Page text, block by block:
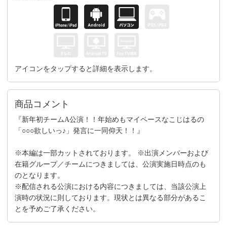
アイコンをタップすると詳細を表示します。
商品コメント
『新年初チームA公演！！年始めもマイペースなこじはるの
「○○○欲しいっ♪」発言に一同仰天！！』
※本編は一部カットされております。 ※出演メンバーおよび
在籍グループ／チームにつきましては、公演実施日時点のも
のとなります。
※配信される公演における内容につきましては、当該公演上
演時の状況に則しております。現状とは異なる部分があるこ
とを予めご了承ください。